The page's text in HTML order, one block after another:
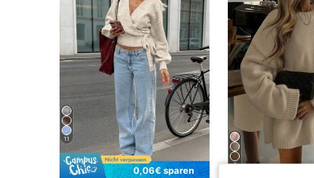
11
0,06€ sparen 5